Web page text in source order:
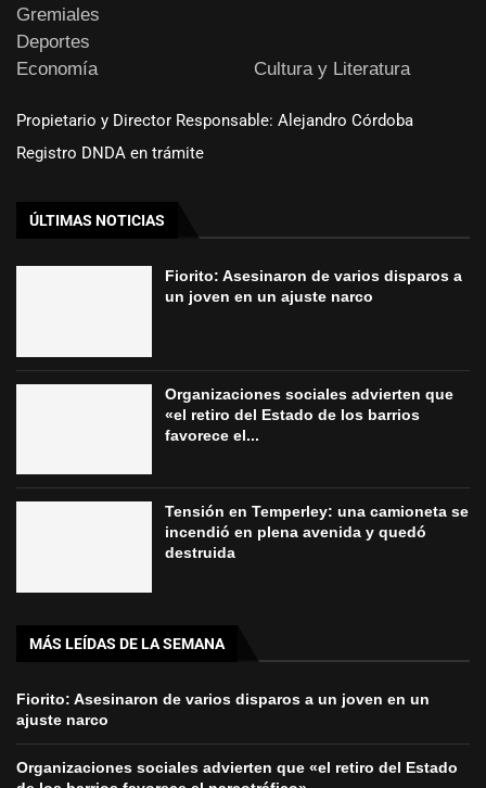
Gremiales
Deportes
Economía
Cultura y Literatura
Propietario y Director Responsable: Alejandro Córdoba
Registro DNDA en trámite
ÚLTIMAS NOTICIAS
Fiorito: Asesinaron de varios disparos a
un joven en un ajuste narco
Organizaciones sociales advierten que
«el retiro del Estado de los barrios
favorece el...
Tensión en Temperley: una camioneta se
incendió en plena avenida y quedó
destruida
MÁS LEÍDAS DE LA SEMANA
Fiorito: Asesinaron de varios disparos a un joven en un
ajuste narco
Organizaciones sociales advierten que «el retiro del Estado